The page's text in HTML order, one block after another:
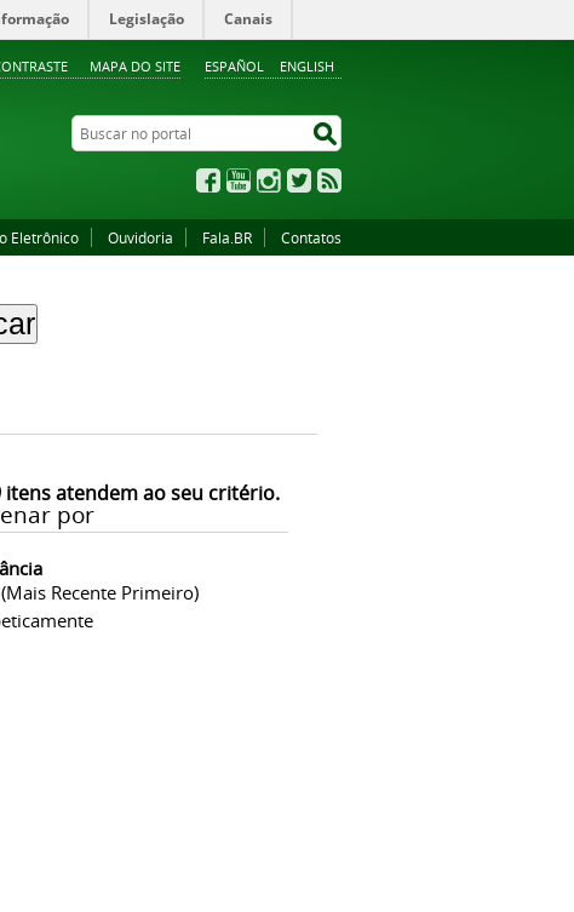
ESPAÑOL ENGLISH
MAPA DO SITE
Legislação Canais
Buscar no portal
FacebookYouTubeInstagram
Twitter
Eletrônico Ouvidoria Fala.BR Contatos
itens atendem ao seu critério.
por
Recente Primeiro)